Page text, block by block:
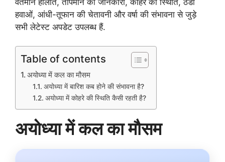
हवाओं, आंधी-तूफान की चेतावनी और वर्षा की संभावना से जुड़े
सभी लेटेस्ट अपडेट उपलब्ध हैं.
Table of contents
अयोध्या में कल का मौसम
अयोध्या में बारिश कब होने की संभावना है?
अयोध्या में कोहरे की स्थिति कैसी रहती है?
अयोध्या में कल का मौसम